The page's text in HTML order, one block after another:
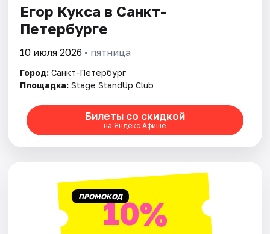
Города
Площадки
Рейтинги
Егор Кукса в Санкт-
Петербурге
10 июля 2026 • пятница
Город: Санкт-Петербург
Площадка: Stage StandUp Club
Билеты со скидкой
на Яндекс Афише
ПРОМОКОД10%